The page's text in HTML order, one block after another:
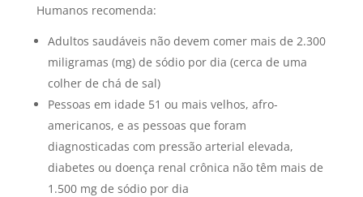
Humanos recomenda:
Adultos saudáveis não devem comer mais de 2.300
miligramas (mg) de sódio por dia (cerca de uma
colher de chá de sal)
Pessoas em idade 51 ou mais velhos, afro-
americanos, e as pessoas que foram
diagnosticadas com pressão arterial elevada,
diabetes ou doença renal crônica não têm mais de
1.500 mg de sódio por dia